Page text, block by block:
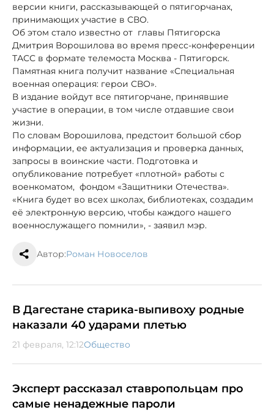
версии книги, рассказывающей о пятигорчанах,
принимающих участие в СВО.
Об этом стало известно от главы Пятигорска
Дмитрия Ворошилова во время пресс-конференции
ТАСС в формате телемоста Москва - Пятигорск.
Памятная книга получит название «Специальная
военная операция: герои СВО».
В издание войдут все пятигорчане, принявшие
участие в операции, в том числе отдавшие свои
жизни.
По словам Ворошилова, предстоит большой сбор
информации, ее актуализация и проверка данных,
запросы в воинские части. Подготовка и
опубликование потребует «плотной» работы с
военкоматом, фондом «Защитники Отечества».
«Книга будет во всех школах, библиотеках, создадим
её электронную версию, чтобы каждого нашего
военнослужащего помнили», - заявил мэр.
Автор:Роман Новоселов
В Дагестане старика-выпивоху родные
наказали 40 ударами плетью
21 февраля, 12:12Общество
Эксперт рассказал ставропольцам про
самые ненадежные пароли